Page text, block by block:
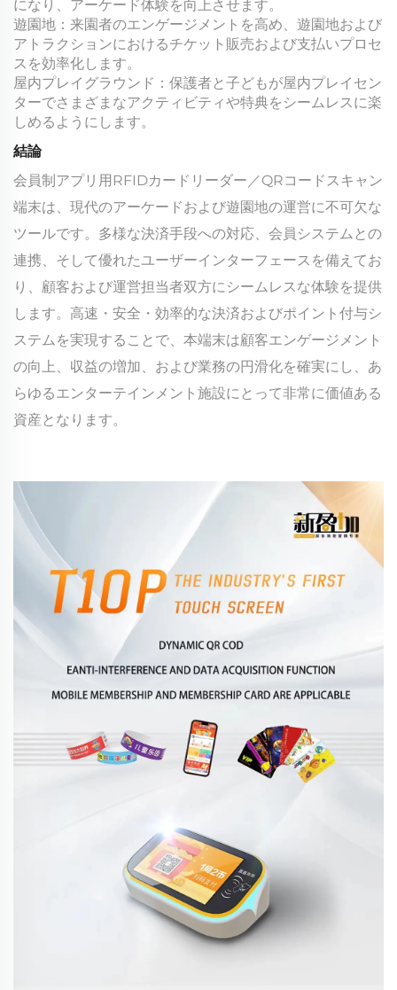
になり、アーケード体験を向上させます。
遊園地：来園者のエンゲージメントを高め、遊園地および
アトラクションにおけるチケット販売および支払いプロセ
スを効率化します。
屋内プレイグラウンド：保護者と子どもが屋内プレイセン
ターでさまざまなアクティビティや特典をシームレスに楽
しめるようにします。
結論
会員制アプリ用RFIDカードリーダー／QRコードスキャン
端末は、現代のアーケードおよび遊園地の運営に不可欠な
ツールです。多様な決済手段への対応、会員システムとの
連携、そして優れたユーザーインターフェースを備えてお
り、顧客および運営担当者双方にシームレスな体験を提供
します。高速・安全・効率的な決済およびポイント付与シ
ステムを実現することで、本端末は顧客エンゲージメント
の向上、収益の増加、および業務の円滑化を確実にし、あ
らゆるエンターテインメント施設にとって非常に価値ある
資産となります。